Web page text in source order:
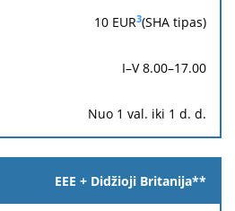
Priimamas
gavėjo
10 EUR3(SHA tipas)
I–V 8.00–17.00
Nuo 1 val. iki 1 d. d.
EEE + Didžioji Britanija**